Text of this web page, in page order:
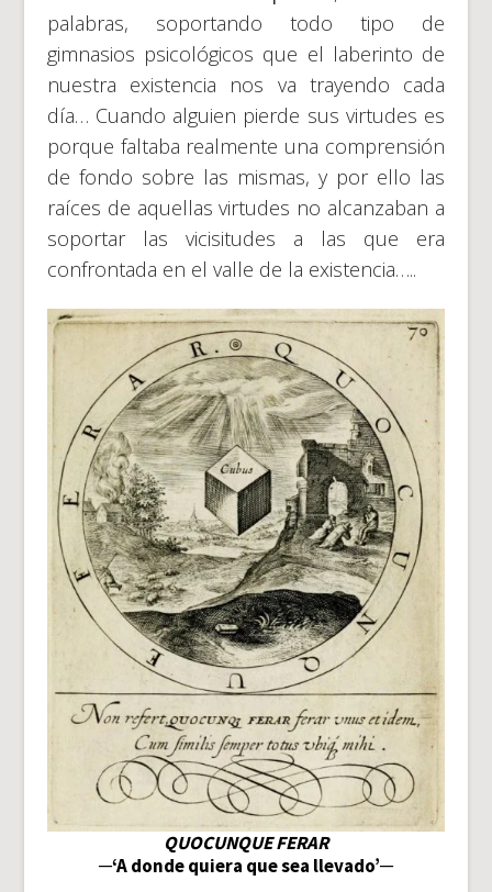
palabras, soportando todo tipo de
gimnasios psicológicos que el laberinto de
nuestra existencia nos va trayendo cada
día… Cuando alguien pierde sus virtudes es
porque faltaba realmente una comprensión
de fondo sobre las mismas, y por ello las
raíces de aquellas virtudes no alcanzaban a
soportar las vicisitudes a las que era
confrontada en el valle de la existencia…..
QUOCUNQUE FERAR
─‘A donde quiera que sea llevado’─